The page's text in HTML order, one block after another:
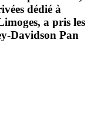
dédié à
a pris les
Davidson Pan